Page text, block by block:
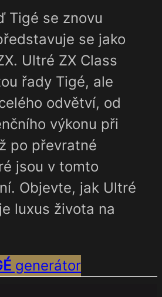
Tigé se znovu
se jako
Ultré ZX Class
řady Tigé, ale
odvětví, od
výkonu při
po převratné
jsou v tomto
Objevte, jak Ultré
luxus života na
generátor